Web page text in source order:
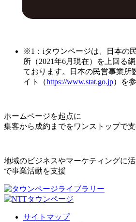
※1：iタウンページは、日本の
所（2021年6月現在）を上回る
ております。日本の民営事業所
イト（https://www.stat.go.jp）を
ホームページを起点に
集客から成約までをワンストップで
地域のビジネスやマーケティングに
で事業活動を支援
サイトマップ